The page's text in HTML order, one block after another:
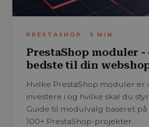
PRESTASHOP · 5 MIN
PrestaShop moduler -
bedste til din
Hvilke PrestaShop moduler
investere i og hvilke skal du
Guide til modulvalg baseret på
100+ PrestaShop-projekter.